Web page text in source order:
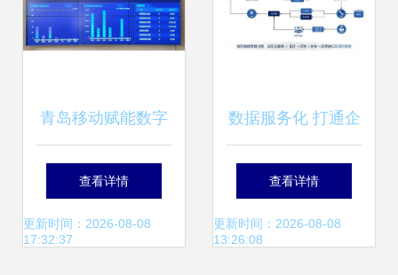
青岛移动赋能数字
化透明工厂 数据服
务驱动实体产业焕
查看详情
更新时间：2026-08-08
17:32:37
数据服务化 打通企
业数据应用的最后
一公里
查看详情
更新时间：2026-08-08
13:26:08